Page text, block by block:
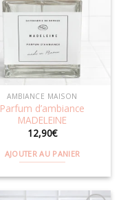
Ajouter
AMBIANCE MAISON
Parfum d’ambiance
MADELEINE
12,90€
AJOUTER AU PANIER